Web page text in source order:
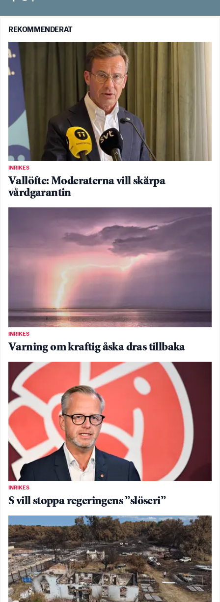
REKOMMENDERAT
INRIKES
Vallöfte: Moderaterna vill skärpa
vårdgarantin
INRIKES
Varning om kraftig åska dras tillbaka
INRIKES
S vill stoppa regeringens ”slöseri”